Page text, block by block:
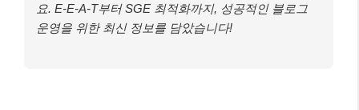
요. E-E-A-T부터 SGE 최적화까지, 성공적인 블로그
운영을 위한 최신 정보를 담았습니다!